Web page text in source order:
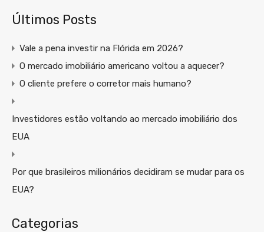
Últimos Posts
Vale a pena investir na Flórida em 2026?
O mercado imobiliário americano voltou a aquecer?
O cliente prefere o corretor mais humano?
Investidores estão voltando ao mercado imobiliário dos
EUA
Por que brasileiros milionários decidiram se mudar para os
EUA?
Categorias